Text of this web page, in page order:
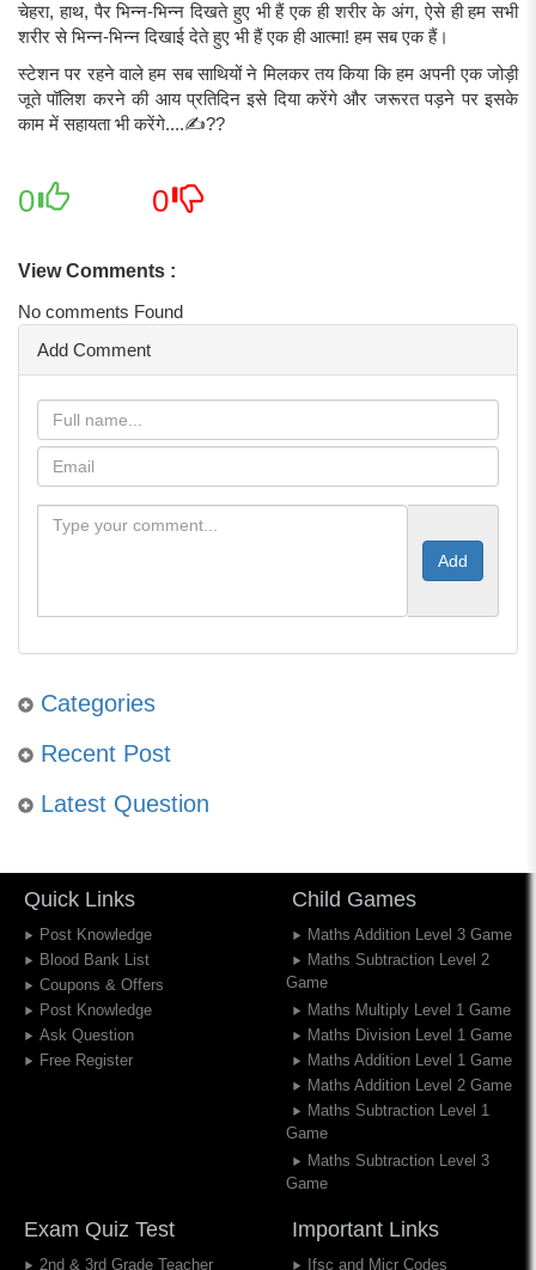
चेहरा, हाथ, पैर भिन्न-भिन्न दिखते हुए भी हैं एक ही शरीर के अंग, ऐसे ही हम सभी
शरीर से भिन्न-भिन्न दिखाई देते हुए भी हैं एक ही आत्मा! हम सब एक हैं।
स्टेशन पर रहने वाले हम सब साथियों ने मिलकर तय किया कि हम अपनी एक जोड़ी
जूते पॉलिश करने की आय प्रतिदिन इसे दिया करेंगे और जरूरत पड़ने पर इसके
काम में सहायता भी करेंगे....✍️??
0 0
View Comments :
No comments Found
Add Comment
Categories
Recent Post
Latest Question
Quick Links
Post Knowledge
Blood Bank List
Coupons & Offers
Post Knowledge
Ask Question
Free Register
Child Games
Maths Addition Level 3 Game
Maths Subtraction Level 2
Game
Maths Multiply Level 1 Game
Maths Division Level 1 Game
Maths Addition Level 1 Game
Maths Addition Level 2 Game
Maths Subtraction Level 1
Game
Maths Subtraction Level 3
Game
Exam Quiz Test
2nd & 3rd Grade Teacher
Important Links
Ifsc and Micr Codes